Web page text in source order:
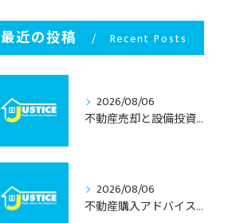
最近の投稿 Recent Posts
2026/08/06
不動産売却と設備投資で考える栃木県宇都宮市の資産価値と将来性
2026/08/06
不動産購入アドバイスで学ぶ栃木県宇都宮市の中古住宅選びと失敗しない進め方